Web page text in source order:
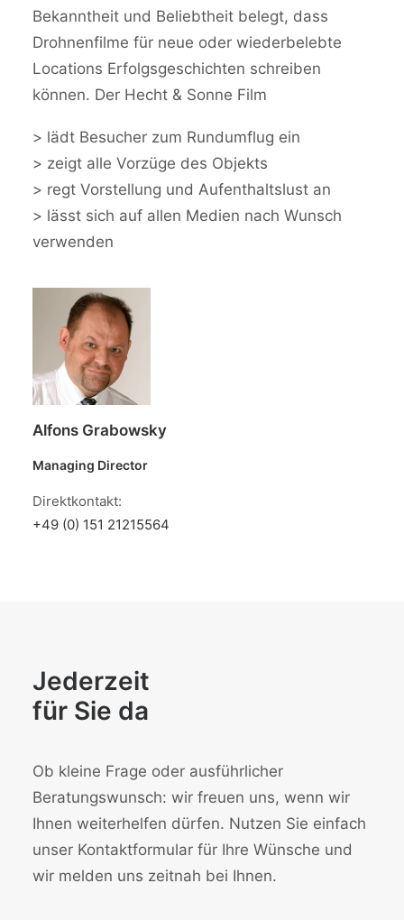
Bekanntheit und Beliebtheit belegt, dass
Drohnenfilme für neue oder wiederbelebte
Locations Erfolgsgeschichten schreiben
können. Der Hecht & Sonne Film
> lädt Besucher zum Rundumflug ein
> zeigt alle Vorzüge des Objekts
> regt Vorstellung und Aufenthaltslust an
> lässt sich auf allen Medien nach Wunsch
verwenden
Alfons Grabowsky
Managing Director
Direktkontakt:
+49 (0) 151 21215564
Jederzeit
für Sie da
Ob kleine Frage oder ausführlicher
Beratungswunsch: wir freuen uns, wenn wir
Ihnen weiterhelfen dürfen. Nutzen Sie einfach
unser Kontaktformular für Ihre Wünsche und
wir melden uns zeitnah bei Ihnen.